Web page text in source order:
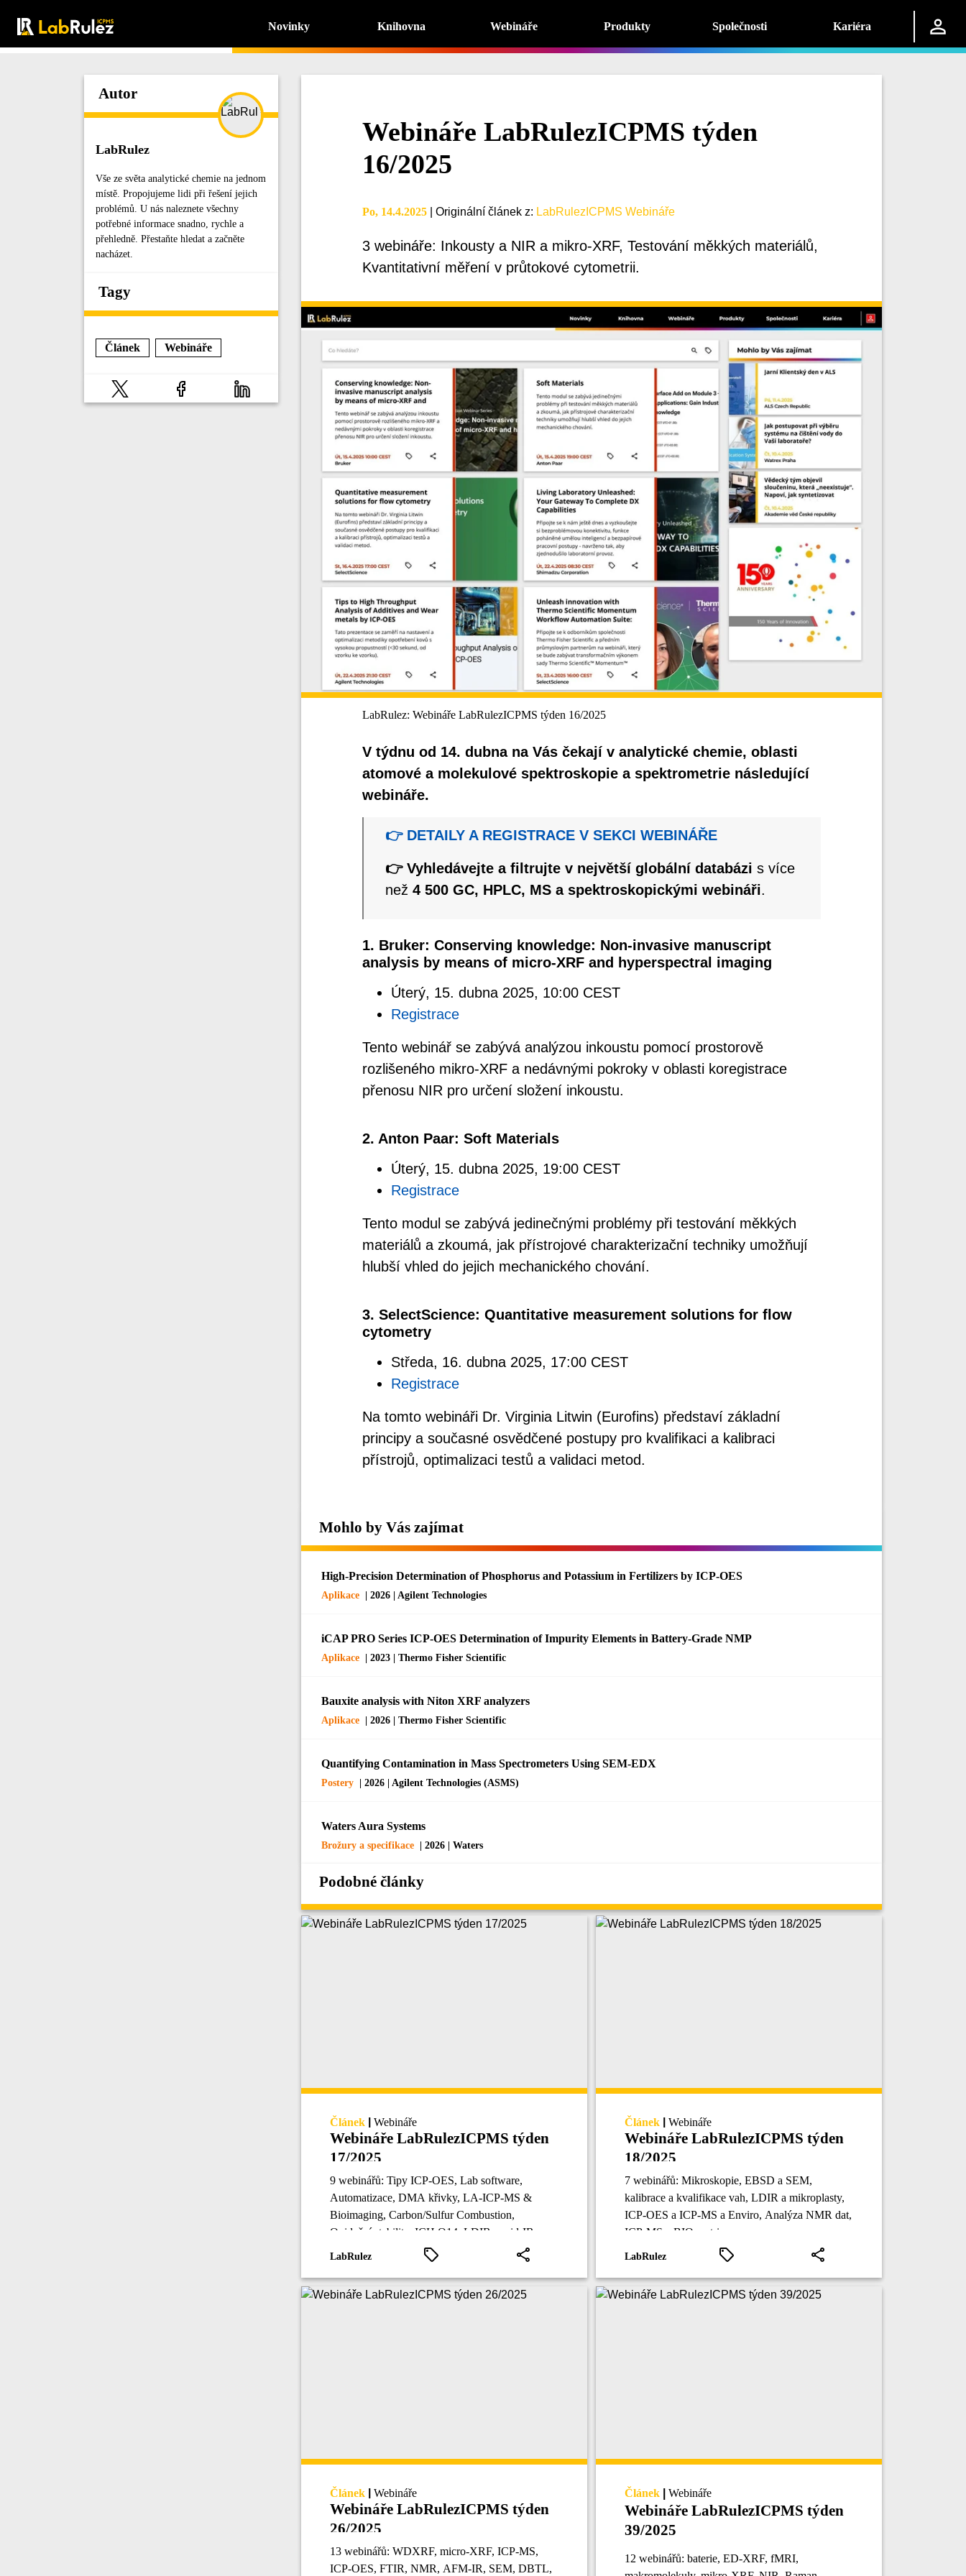
Novinky Knihovna Webináře Produkty Společnosti Kariéra
Autor
LabRulez
Vše ze světa analytické chemie na jednom
místě. Propojujeme lidi při řešení jejich
problémů. U nás naleznete všechny
potřebné informace snadno, rychle a
přehledně. Přestaňte hledat a začněte
nacházet.
Tagy
Článek Webináře
Webináře LabRulezICPMS týden
16/2025
Po, 14.4.2025 Originální článek z: LabRulezICPMS Webináře
3 webináře: Inkousty a NIR a mikro-XRF, Testování měkkých materiálů,
Kvantitativní měření v průtokové cytometrii.
LabRulez: Webináře LabRulezICPMS týden 16/2025
V týdnu od 14. dubna na Vás čekají v analytické chemie, oblasti
atomové a molekulové spektroskopie a spektrometrie následující
webináře.
👉 DETAILY A REGISTRACE V SEKCI WEBINÁŘE
👉 Vyhledávejte a filtrujte v největší globální databázi s více
než 4 500 GC, HPLC, MS a spektroskopickými webináři.
1. Bruker: Conserving knowledge: Non-invasive manuscript
analysis by means of micro-XRF and hyperspectral imaging
Úterý, 15. dubna 2025, 10:00 CEST
Registrace
Tento webinář se zabývá analýzou inkoustu pomocí prostorově
rozlišeného mikro-XRF a nedávnými pokroky v oblasti koregistrace
přenosu NIR pro určení složení inkoustu.
2. Anton Paar: Soft Materials
Úterý, 15. dubna 2025, 19:00 CEST
Registrace
Tento modul se zabývá jedinečnými problémy při testování měkkých
materiálů a zkoumá, jak přístrojové charakterizační techniky umožňují
hlubší vhled do jejich mechanického chování.
3. SelectScience: Quantitative measurement solutions for flow
cytometry
Středa, 16. dubna 2025, 17:00 CEST
Registrace
Na tomto webináři Dr. Virginia Litwin (Eurofins) představí základní
principy a současné osvědčené postupy pro kvalifikaci a kalibraci
přístrojů, optimalizaci testů a validaci metod.
Mohlo by Vás zajímat
High-Precision Determination of Phosphorus and Potassium in Fertilizers by ICP-OES
Aplikace | 2026 | Agilent Technologies
iCAP PRO Series ICP-OES Determination of Impurity Elements in Battery-Grade NMP
Aplikace | 2023 | Thermo Fisher Scientific
Bauxite analysis with Niton XRF analyzers
Aplikace | 2026 | Thermo Fisher Scientific
Quantifying Contamination in Mass Spectrometers Using SEM-EDX
Postery | 2026 | Agilent Technologies (ASMS)
Waters Aura Systems
Brožury a specifikace | 2026 | Waters
Podobné články
Článek Webináře
Webináře LabRulezICPMS týden
17/2025
9 webinářů: Tipy ICP-OES, Lab software,
Automatizace, DMA křivky, LA-ICP-MS &
Bioimaging, Carbon/Sulfur Combustion,
Oxidační stabilita, ICH Q14, LDIR a mid-IR.
LabRulez
Článek Webináře
Webináře LabRulezICPMS týden
18/2025
7 webinářů: Mikroskopie, EBSD a SEM,
kalibrace a kvalifikace vah, LDIR a mikroplasty,
ICP-OES a ICP-MS a Enviro, Analýza NMR dat,
ICP-MS a BIO matrice.
LabRulez
Článek Webináře
Webináře LabRulezICPMS týden
26/2025
13 webinářů: WDXRF, micro-XRF, ICP-MS,
ICP-OES, FTIR, NMR, AFM-IR, SEM, DBTL,
Článek Webináře
Webináře LabRulezICPMS týden
39/2025
12 webinářů: baterie, ED-XRF, fMRI,